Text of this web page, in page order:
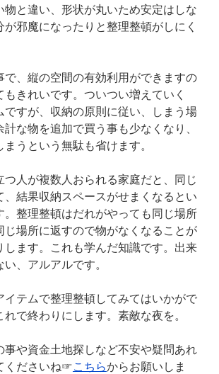
物と違い、形状が丸いため安定はしな
が邪魔になったりと整理整頓がしにく
で、縦の空間の有効利用ができますの
もきれいです。ついつい増えていく
ですが、収納の原則に従い、しまう場
計な物を追加で買う事も少なくなり、
うという無駄も省けます。
つ人が複数人おられる家庭だと、同じ
、結果収納スペースがせまくなるとい
。整理整頓はだれがやっても同じ場所
じ場所に返すので物がなくなることが
します。これも学んだ知識です。出来
、アルアルです。
イテムで整理整頓してみてはいかがで
れで終わりにします。素敵な夜を。
事や資金土地探しなど不安や疑問あれ
くださいね☞こちらからお願いしま